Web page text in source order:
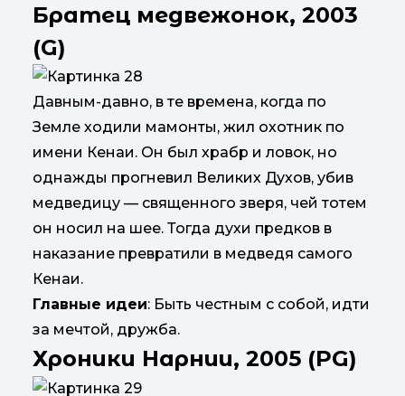
Братец медвежонок, 2003
(G)
Давным-давно, в те времена, когда по
Земле ходили мамонты, жил охотник по
имени Кенаи. Он был храбр и ловок, но
однажды прогневил Великих Духов, убив
медведицу — священного зверя, чей тотем
он носил на шее. Тогда духи предков в
наказание превратили в медведя самого
Кенаи.
Главные идеи: Быть честным с собой, идти
за мечтой, дружба.
Хроники Нарнии, 2005 (PG)